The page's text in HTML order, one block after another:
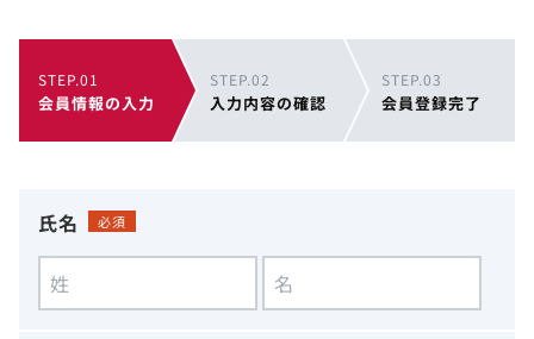
STEP.01
会員情報の入力
STEP.02
入力内容の確認
STEP.03
会員登録完了
氏名 必須